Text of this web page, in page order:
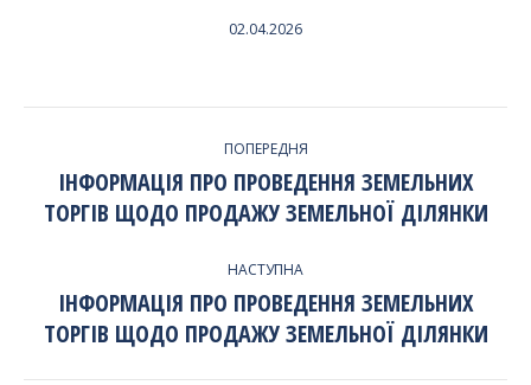
02.04.2026
ПО
ЗАПИСЯМ
ПОПЕРЕДНЯ
Попередній
запис:
ІНФОРМАЦІЯ ПРО ПРОВЕДЕННЯ ЗЕМЕЛЬНИХ
ТОРГІВ ЩОДО ПРОДАЖУ ЗЕМЕЛЬНОЇ ДІЛЯНКИ
НАСТУПНА
Наступний
запис:
ІНФОРМАЦІЯ ПРО ПРОВЕДЕННЯ ЗЕМЕЛЬНИХ
ТОРГІВ ЩОДО ПРОДАЖУ ЗЕМЕЛЬНОЇ ДІЛЯНКИ